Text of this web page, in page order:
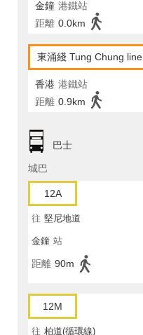
金鐘 港鐵站
距離 0.0km
東涌綫 Tung Chung line
香港 港鐵站
距離 0.9km
巴士
城巴
12A
往 堅尼地道
金鐘 站
距離 90m
12M
往 柏道(循環線)